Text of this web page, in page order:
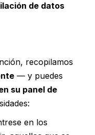
de datos
recopilamos
— y puedes
su panel de
en los